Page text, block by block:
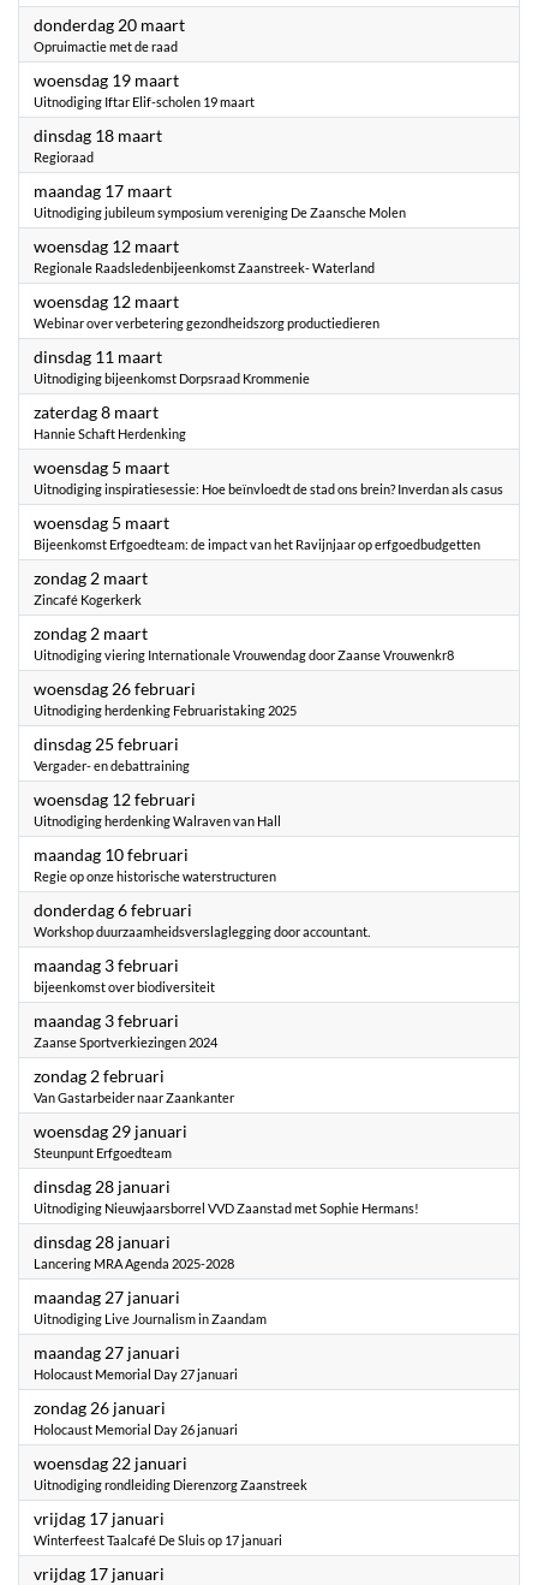
donderdag 20 maart2025
Opruimactie met de raad
woensdag 19 maart2025
Uitnodiging Iftar Elif-scholen 19 maart
dinsdag 18 maart2025
Regioraad
maandag 17 maart2025
Uitnodiging jubileum symposium vereniging De Zaansche Molen
woensdag 12 maart2025
Regionale Raadsledenbijeenkomst Zaanstreek- Waterland
woensdag 12 maart2025
Webinar over verbetering gezondheidszorg productiedieren
dinsdag 11 maart2025
Uitnodiging bijeenkomst Dorpsraad Krommenie
zaterdag 8 maart2025
Hannie Schaft Herdenking
woensdag 5 maart2025
Uitnodiging inspiratiesessie: Hoe beïnvloedt de stad ons brein? Inverdan als casus
woensdag 5 maart2025
Bijeenkomst Erfgoedteam: de impact van het Ravijnjaar op erfgoedbudgetten
zondag 2 maart2025
Zincafé Kogerkerk
zondag 2 maart2025
Uitnodiging viering Internationale Vrouwendag door Zaanse Vrouwenkr8
woensdag 26 februari
Uitnodiging herdenking Februaristaking 2025
dinsdag 25 februari
Vergader- en debattraining
woensdag 12 februari
Uitnodiging herdenking Walraven van Hall
maandag 10 februari
Regie op onze historische waterstructuren
donderdag 6 februari
Workshop duurzaamheidsverslaglegging door accountant.
maandag 3 februari
bijeenkomst over biodiversiteit
maandag 3 februari
Zaanse Sportverkiezingen 2024
zondag 2 februari
Van Gastarbeider naar Zaankanter
woensdag 29 januari
Steunpunt Erfgoedteam
dinsdag 28 januari
Uitnodiging Nieuwjaarsborrel VVD Zaanstad met Sophie Hermans!
dinsdag 28 januari
Lancering MRA Agenda 2025-2028
maandag 27 januari
Uitnodiging Live Journalism in Zaandam
maandag 27 januari
Holocaust Memorial Day 27 januari
zondag 26 januari
Holocaust Memorial Day 26 januari
woensdag 22 januari
Uitnodiging rondleiding Dierenzorg Zaanstreek
vrijdag 17 januari
Winterfeest Taalcafé De Sluis op 17 januari
vrijdag 17 januari